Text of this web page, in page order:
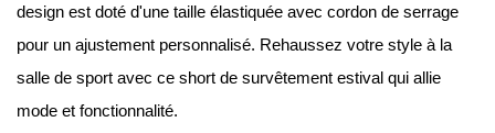
design est doté d'une taille élastiquée avec cordon de serrage
pour un ajustement personnalisé. Rehaussez votre style à la
salle de sport avec ce short de survêtement estival qui allie
mode et fonctionnalité.